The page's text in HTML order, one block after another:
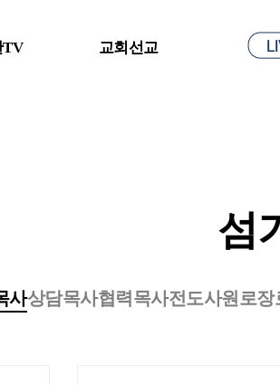
TV 교회선교
섬
사상담목사협력목사전도사원로장